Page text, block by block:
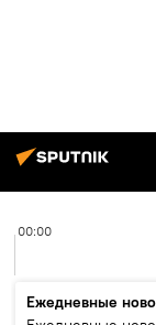
00:00
Ежедневные